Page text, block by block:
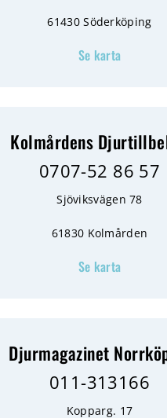
61430 Söderköping
Se karta
Kolmårdens
0707-52 86 57
Sjöviksvägen 78
61830 Kolmården
Se karta
Djurmagazinet
011-313166
Kopparg. 17